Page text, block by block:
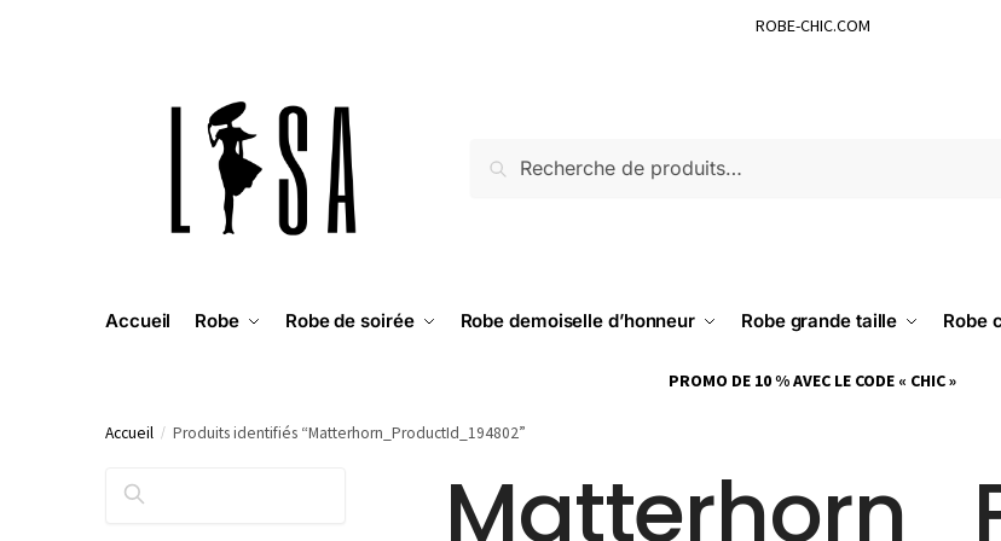
ROBE-CHIC.COM
RECHERCHE
Accueil Robe Robe de soirée Robe demoiselle d’honneur Robe grande taille Robe
PROMO DE 10 % AVEC LE CODE « CHIC »
Accueil / Produits identifiés “Matterhorn_ProductId_194802”